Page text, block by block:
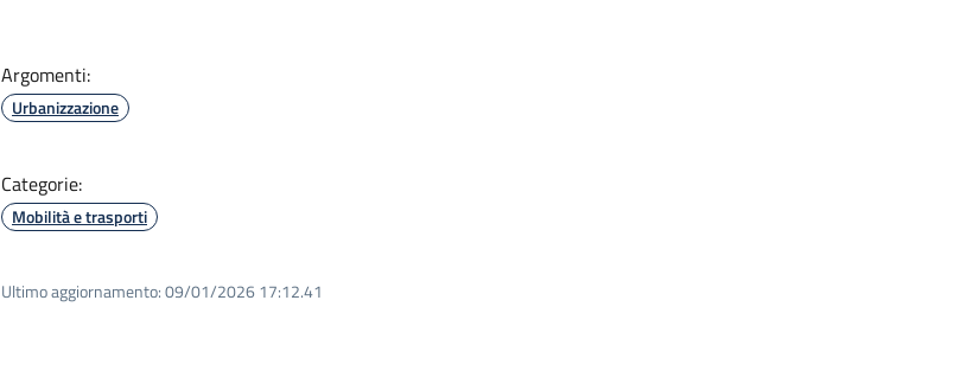
Argomenti:
Urbanizzazione
Categorie:
Mobilità e trasporti
Ultimo aggiornamento:09/01/2026 17:12.41